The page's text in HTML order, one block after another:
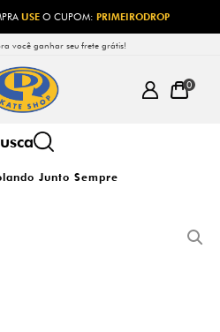
USEO CUPOM:PRIMEIRODROP
você ganhar seu frete grátis!
0
Junto Sempre